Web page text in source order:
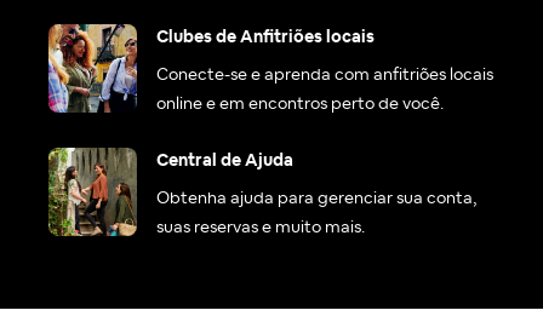
Clubes de Anfitriões locais
Conecte-se e aprenda com anfitriões locais
online e em encontros perto de você.
Central de Ajuda
Obtenha ajuda para gerenciar sua conta,
suas reservas e muito mais.